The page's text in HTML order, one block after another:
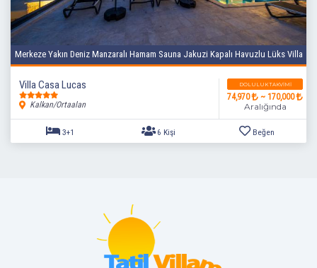
Merkeze Yakın Deniz Manzaralı Hamam Sauna Jakuzi Kapalı Havuzlu Lüks Villa
Villa Casa Lucas
Kalkan/Ortaalan
DOLULUK TAKVIMI
74,970 ~ 170,000
Aralığında